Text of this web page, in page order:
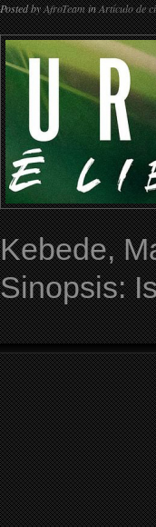
Posted byAfroTeaminArtículo de
Kebede,
Sinopsis: